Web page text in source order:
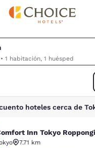
Principal
• 1 habitación, 1 huésped
de Tokyo, Japan. Fecha de
hoteles cerca de
TokyoInn Tokyo Roppongi
7.71 km